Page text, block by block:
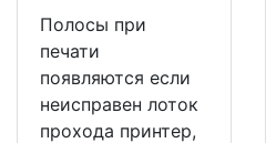
Полосы при
печати
появляются если
неисправен лоток
прохода принтер,